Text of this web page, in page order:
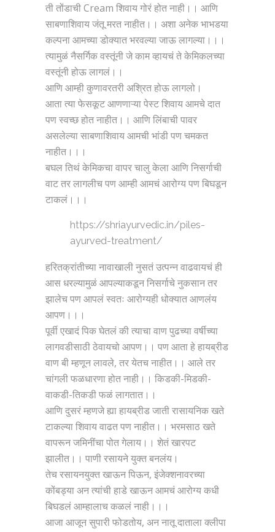
ती तोंडाची Cream शिवाय गोरं होत नाही।। आणि
साबणाशिवाय जंतू मरत नाहीत।। अशा अनेक भाभडया
कल्पना आमच्या डोक्यात भरवल्या जाऊ लागल्या।।।
त्यामुळं नैसर्गिक वस्तूंनी जे काम व्हायचं ते केमिकलच्या
वस्तूंनी होऊ लागलं।।
आणि आम्ही कुणावरतरी अश्रित होऊ लागलो।
आता त्या फेसकूट आणणाऱ्या पेस्ट शिवाय आमचे दात
पण स्वच्छ होत नाहीत।। आणि लिंबाची पावर
असलेल्या साबणाशिवाय आमची भांडी पण चमकत
नाहीत।।।
बघल तिथं केमिकचा वापर चालु केला आणि निसर्गाची
वाट तर लागलीच पण आम्ही आमचं आरोग्य पण बिघडून
टाकलं।।।
https://shriayurvedic.in/piles-
ayurved-treatment/
हरितक्रांतीच्या नावाखाली नुसतं उत्पन्न वाढवायचं ही
आस धरल्यामुळं आपल्याकडून निसर्गाचे नुकसान तर
झालेच पण आपलं स्वतः आरोग्यही धोक्यात आणलंय
आपण।।।
पूर्वी एखादं पिक घेतलं की त्याचा वाण पुढच्या वर्षीच्या
लागवडीसाठी ठेवायचो आपण।। पण आता हे हायब्रीड
वाण बी म्हणून लावले, तर येतच नाहीत।। आले तर
चांगली फळधारणा होत नाही।। किडकी-मिडकी-
वाकडी-तिकडी फळं लागतात।।
आणि दुसरं म्हणजे ह्या हायब्रीड जाती रासायनिक खते
टाकल्या शिवाय वाढत पण नाहीत।। भरमसाठ खते
वापरून जमिनींचा पोत गेलाय।। शेतं खारपट
झालीत।। पाणी रसायने युक्त बनलंय।
तेच रसायनयुक्त खाऊन पिऊन, इंजेक्शनावरच्या
कोंबड्या अन त्यांची हाडे खाऊन आमचं आरोग्य कधी
बिघडलं आम्हालाच कळलं नाही।।।
आजा आजून सुपारी फोडतोय, अन नातू दाताला क्लीपा